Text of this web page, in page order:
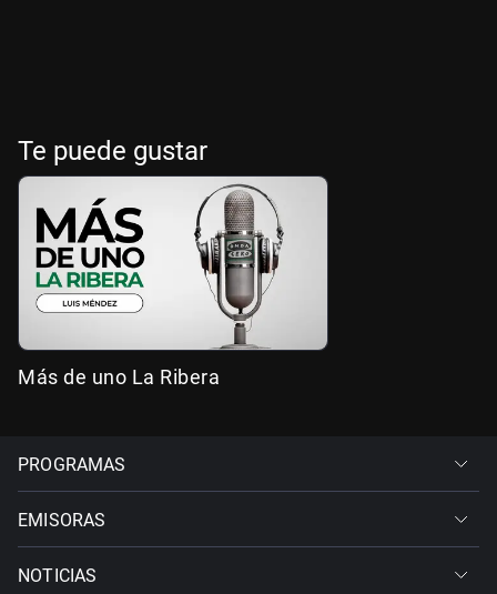
Te puede gustar
Más de uno La Ribera
PROGRAMAS
EMISORAS
NOTICIAS